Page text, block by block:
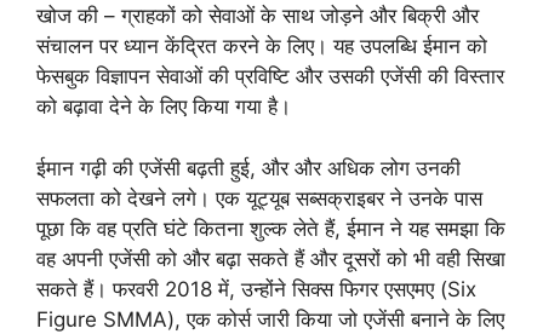
खोज की – ग्राहकों को सेवाओं के साथ जोड़ने और बिक्री और
संचालन पर ध्यान केंद्रित करने के लिए। यह उपलब्धि ईमान को
फेसबुक विज्ञापन सेवाओं की प्रविष्टि और उसकी एजेंसी की विस्तार
को बढ़ावा देने के लिए किया गया है।
ईमान गढ़ी की एजेंसी बढ़ती हुई, और और अधिक लोग उनकी
सफलता को देखने लगे। एक यूट्यूब सब्सक्राइबर ने उनके पास
पूछा कि वह प्रति घंटे कितना शुल्क लेते हैं, ईमान ने यह समझा कि
वह अपनी एजेंसी को और बढ़ा सकते हैं और दूसरों को भी वही सिखा
सकते हैं। फरवरी 2018 में, उन्होंने सिक्स फिगर एसएमए (Six
Figure SMMA), एक कोर्स जारी किया जो एजेंसी बनाने के लिए